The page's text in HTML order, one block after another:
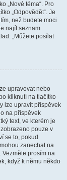
„Nové téma“. Pro
„Odpovědět“. Je
než budete moci
najít seznam
„Můžete posílat
upravovat nebo
kliknutí na tlačítko
lze upravit příspěvek
na příspěvek
text, ve kterém je
pouze v
se to, pokud
zanechat na
prosím na
když k němu někdo